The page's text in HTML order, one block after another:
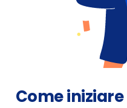
Come